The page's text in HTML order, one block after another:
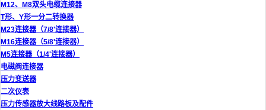
M12、M8双头电缆连接器
T形、Y形一分二转换器
M23连接器（7/8'连接器）
M16连接器（5/8'连接器）
M5连接器（1/4'连接器）
电磁阀连接器
压力变送器
二次仪表
压力传感器放大线路板及配件